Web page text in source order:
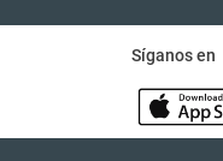
Síganos en